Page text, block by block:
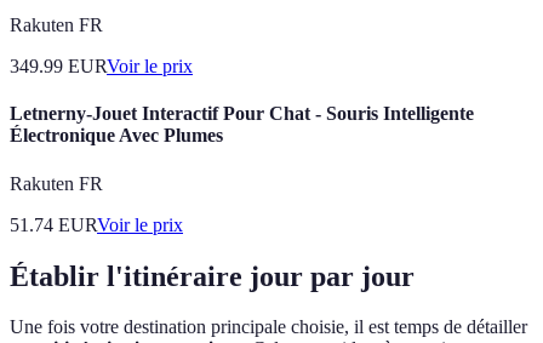
Rakuten FR
349.99 EURVoir le prix
Letnerny-Jouet Interactif Pour Chat - Souris Intelligente
Électronique Avec Plumes
Rakuten FR
51.74 EURVoir le prix
Établir l'itinéraire jour par jour
Une fois votre destination principale choisie, il est temps de détailler